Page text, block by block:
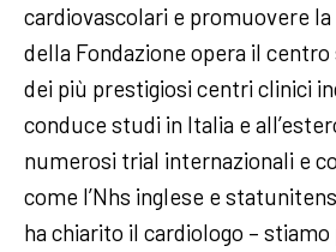
cardiovascolari e promuovere
della Fondazione opera il
dei più prestigiosi centri clinici
conduce studi in Italia e
numerosi trial internazionali e
come l’Nhs inglese e
ha chiarito il cardiologo –